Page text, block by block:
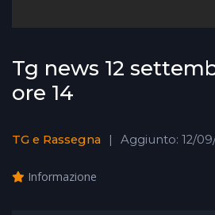
Tg news 12
ore 14
TG e Rassegna Aggiunto: 12/
Informazione